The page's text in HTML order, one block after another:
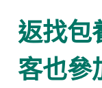
返找包
客也參